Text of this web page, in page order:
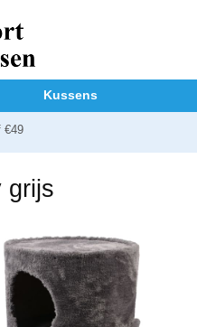
Kussens
€49
grijs